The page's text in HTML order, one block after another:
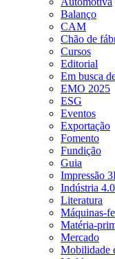
Balanço
CAM
Chão de
Cursos
Editorial
Em busca
EMO 2025
ESG
Eventos
Exportação
Fomento
Fundição
Guia
Impressão
Indústria 4.0
Literatura
Máquinas-
Matéria-
Mercado
Mobilidade